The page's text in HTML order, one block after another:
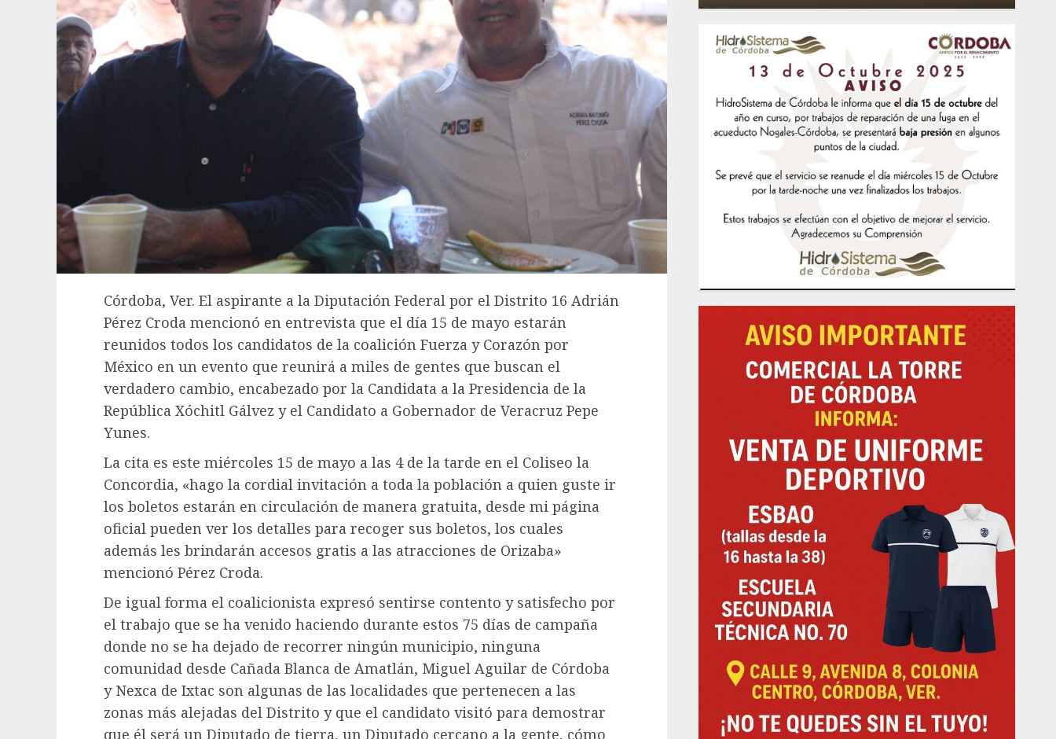
Córdoba, Ver. El aspirante a la Diputación Federal por el Distrito 16 Adrián
Pérez Croda mencionó en entrevista que el día 15 de mayo estarán
reunidos todos los candidatos de la coalición Fuerza y Corazón por
México en un evento que reunirá a miles de gentes que buscan el
verdadero cambio, encabezado por la Candidata a la Presidencia de la
República Xóchitl Gálvez y el Candidato a Gobernador de Veracruz Pepe
Yunes.
La cita es este miércoles 15 de mayo a las 4 de la tarde en el Coliseo la
Concordia, «hago la cordial invitación a toda la población a quien guste ir
los boletos estarán en circulación de manera gratuita, desde mi página
oficial pueden ver los detalles para recoger sus boletos, los cuales
además les brindarán accesos gratis a las atracciones de Orizaba»
mencionó Pérez Croda.
De igual forma el coalicionista expresó sentirse contento y satisfecho por
el trabajo que se ha venido haciendo durante estos 75 días de campaña
donde no se ha dejado de recorrer ningún municipio, ninguna
comunidad desde Cañada Blanca de Amatlán, Miguel Aguilar de Córdoba
y Nexca de Ixtac son algunas de las localidades que pertenecen a las
zonas más alejadas del Distrito y que el candidato visitó para demostrar
que él será un Diputado de tierra, un Diputado cercano a la gente, cómo